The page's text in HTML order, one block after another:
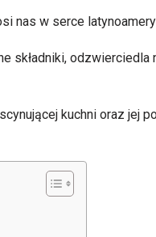
nas w serce
składniki, odzwierciedla
kuchni oraz jej